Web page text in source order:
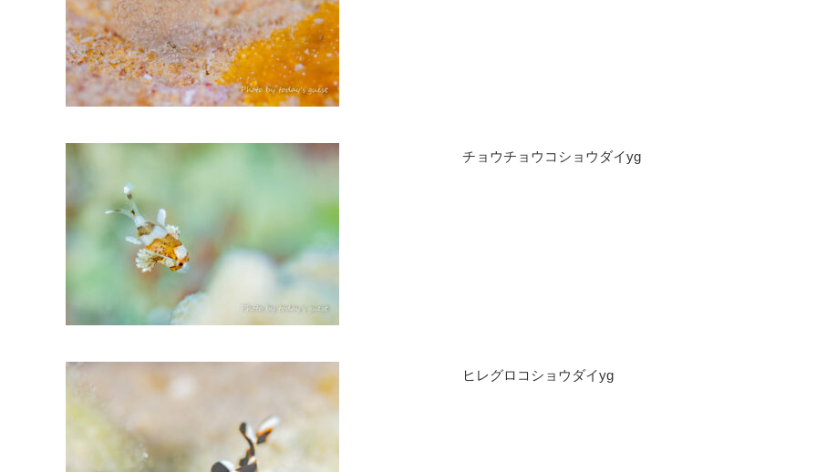
チョウチョウコショウダイyg
ヒレグロコショウダイyg